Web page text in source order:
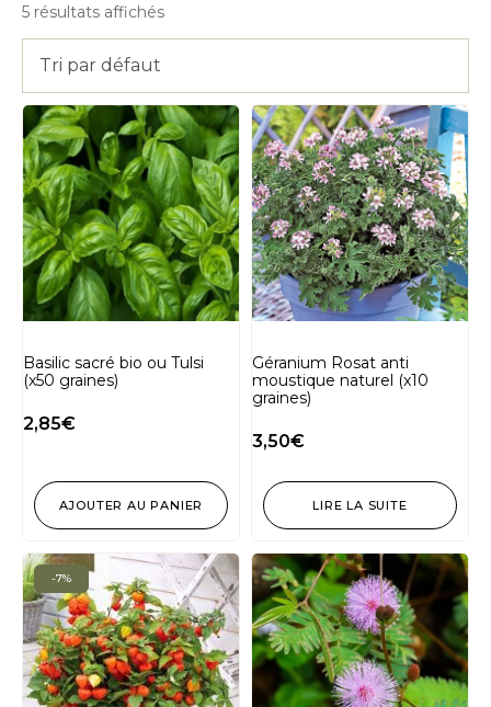
5 résultats affichés
Tri par défaut
Basilic sacré bio ou Tulsi
(x50 graines)
2,85€
AJOUTER AU PANIER
Géranium Rosat anti
moustique naturel (x10
graines)
3,50€
LIRE LA SUITE
-7%